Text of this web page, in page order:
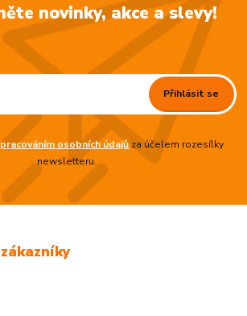
novinky, akce a slevy!
Přihlásit se
osobních údajůza účelem rozesílky
newsletteru.